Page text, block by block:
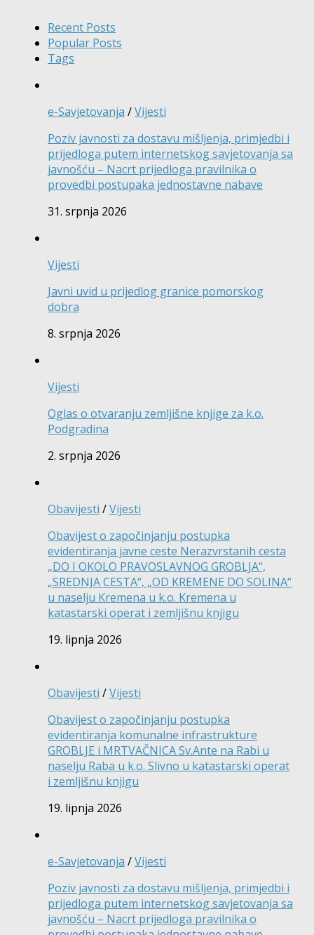
Recent Posts
Popular Posts
Tags
e-Savjetovanja /Vijesti
Poziv javnosti za dostavu mišljenja, primjedbi i
prijedloga putem internetskog savjetovanja sa
javnošću – Nacrt prijedloga pravilnika o
provedbi postupaka jednostavne nabave
31. srpnja 2026
Vijesti
Javni uvid u prijedlog granice pomorskog
dobra
8. srpnja 2026
Vijesti
Oglas o otvaranju zemljišne knjige za k.o.
Podgradina
2. srpnja 2026
Obavijesti /Vijesti
Obavijest o započinjanju postupka
evidentiranja javne ceste Nerazvrstanih cesta
„DO I OKOLO PRAVOSLAVNOG GROBLJA“,
„SREDNJA CESTA“, „OD KREMENE DO SOLINA“
u naselju Kremena u k.o. Kremena u
katastarski operat i zemljišnu knjigu
19. lipnja 2026
Obavijesti /Vijesti
Obavijest o započinjanju postupka
evidentiranja komunalne infrastrukture
GROBLJE i MRTVAČNICA Sv.Ante na Rabi u
naselju Raba u k.o. Slivno u katastarski operat
i zemljišnu knjigu
19. lipnja 2026
e-Savjetovanja /Vijesti
Poziv javnosti za dostavu mišljenja, primjedbi i
prijedloga putem internetskog savjetovanja sa
javnošću – Nacrt prijedloga pravilnika o